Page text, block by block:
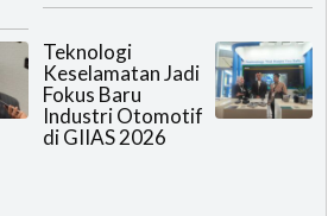
Teknologi
Keselamatan Jadi
Fokus Baru
Industri Otomotif
di GIIAS 2026